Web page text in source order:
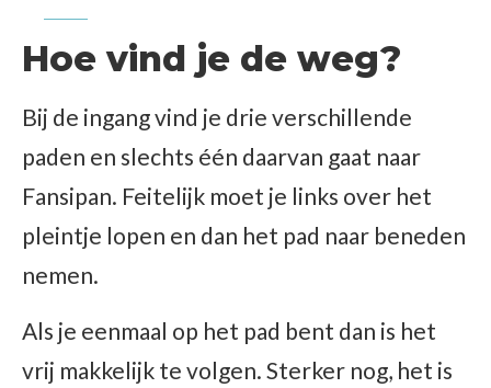
Hoe vind je de weg?
Bij de ingang vind je drie verschillende
paden en slechts één daarvan gaat naar
Fansipan. Feitelijk moet je links over het
pleintje lopen en dan het pad naar beneden
nemen.
Als je eenmaal op het pad bent dan is het
vrij makkelijk te volgen. Sterker nog, het is